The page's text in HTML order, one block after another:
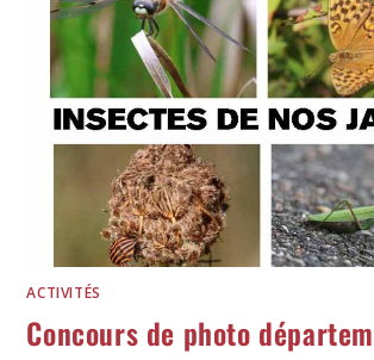
ACTIVITÉS
Concours de photo